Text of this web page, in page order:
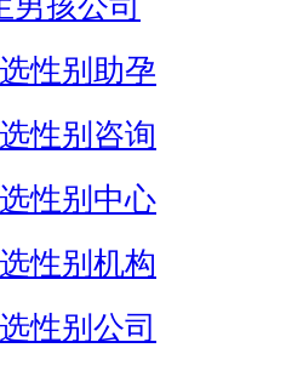
性别助孕
性别咨询
性别中心
性别机构
性别公司